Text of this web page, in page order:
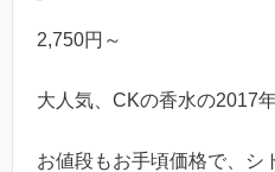
2,750円～
大人気、CKの香水の2017
お値段もお手頃価格で、シ